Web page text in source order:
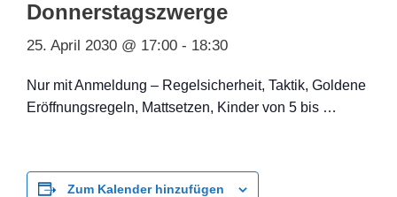
Donnerstagszwerge
25. April 2030 @ 17:00 - 18:30
Nur mit Anmeldung – Regelsicherheit, Taktik, Goldene
Eröffnungsregeln, Mattsetzen, Kinder von 5 bis …
Zum Kalender hinzufügen